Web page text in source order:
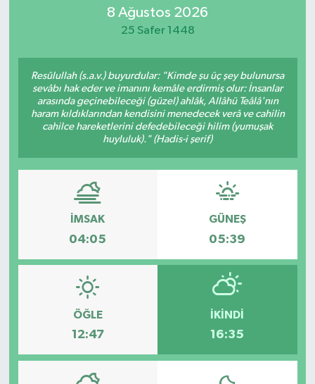
8 Ağustos 2026
25 Safer 1448
Resûlullah (s.a.v.) buyurdular: "Kimde şu üç şey bulunursa
sevâbı hak eder ve imanını kemâle erdirmiş olur: İnsanlar
arasında geçinebileceği (güzel) ahlâk, Allâhü Teâlâ'nın
haram kıldıklarından kendisini menedecek verâ ve cahilin
cahilce hareketlerini defedebileceği hilim (yumuşak
huyluluk)." (Hadis-i şerif)
İMSAK
04:05
GÜNEŞ
05:39
ÖĞLE
12:47
İKINDI
16:35
ÖZEL HABER
RESMİ İLANLAR
SAĞLIK
SİYASET
SOSYAL YARDIMLAR
SPONSORLU YAZI
TEKNOLOJİ